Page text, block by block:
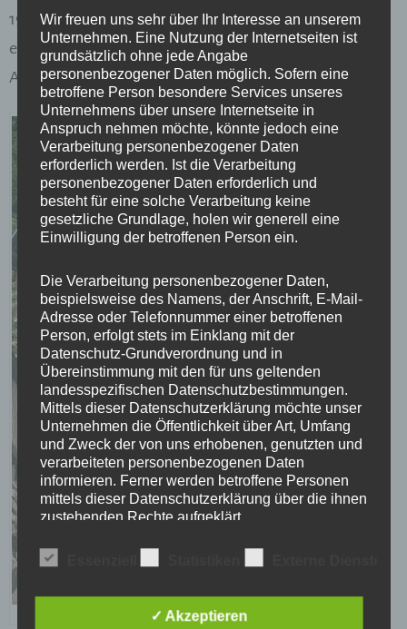
1926 den Hallstätter Gletschergarten im Echerntal
entdeckt, der in der Zwischenkriegszeit ein beliebtes
Ausflugsziel war.
Wir freuen uns sehr über Ihr Interesse an unserem
Unternehmen. Eine Nutzung der Internetseiten ist
grundsätzlich ohne jede Angabe
personenbezogener Daten möglich. Sofern eine
betroffene Person besondere Services unseres
Unternehmens über unsere Internetseite in
Anspruch nehmen möchte, könnte jedoch eine
Verarbeitung personenbezogener Daten
erforderlich werden. Ist die Verarbeitung
personenbezogener Daten erforderlich und
besteht für eine solche Verarbeitung keine
gesetzliche Grundlage, holen wir generell eine
Einwilligung der betroffenen Person ein.
Die Verarbeitung personenbezogener Daten,
beispielsweise des Namens, der Anschrift, E-Mail-
Adresse oder Telefonnummer einer betroffenen
Person, erfolgt stets im Einklang mit der
Datenschutz-Grundverordnung und in
Übereinstimmung mit den für uns geltenden
landesspezifischen Datenschutzbestimmungen.
Mittels dieser Datenschutzerklärung möchte unser
Unternehmen die Öffentlichkeit über Art, Umfang
und Zweck der von uns erhobenen, genutzten und
verarbeiteten personenbezogenen Daten
informieren. Ferner werden betroffene Personen
mittels dieser Datenschutzerklärung über die ihnen
zustehenden Rechte aufgeklärt.
Wir haben als für die Verarbeitung Verantwortlicher
Maßnahmen umgesetzt, um einen möglichst
lückenlosen Schutz der über diese Internetseite
✓ Akzeptieren